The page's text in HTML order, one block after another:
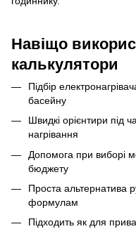
Навіщо
калькулятори
Підбір
басейну
Швидкі орієнтири під
нагрівання
Допомога при виборі
бюджету
Проста альтернатива
формулам
Підходить як для